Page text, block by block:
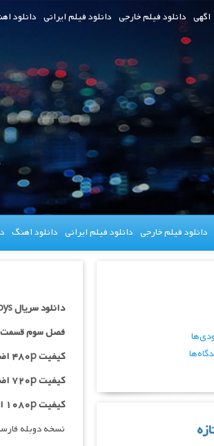
اگهی دانلود فیلم خارجی دانلود فیلم ایرانی دانلود
دانلود فیلم خارجی دانلود فیلم ایرانی دانلود اهنگ
دانلود سریال The Boys با لینک مستقیم
فصل سوم قسمت
کیفیت ۴۸۰p اضافه شد
کیفیت ۷۲۰p اضافه شد
کیفیت ۱۰۸۰p اضافه شد
نسخه دوبله